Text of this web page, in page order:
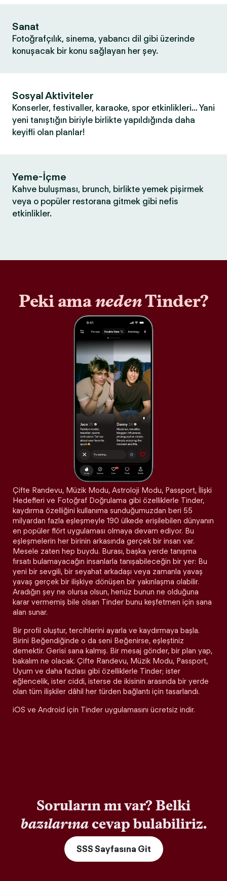
Sanat
Fotoğrafçılık, sinema, yabancı dil gibi üzerinde
konuşacak bir konu sağlayan her şey.
Sosyal Aktiviteler
Konserler, festivaller, karaoke, spor etkinlikleri… Yani
yeni tanıştığın biriyle birlikte yapıldığında daha
keyifli olan planlar!
Yeme-İçme
Kahve buluşması, brunch, birlikte yemek pişirmek
veya o popüler restorana gitmek gibi nefis
etkinlikler.
Peki amanedenTinder?
Çifte Randevu, Müzik Modu, Astroloji Modu, Passport, İlişki
Hedefleri ve Fotoğraf Doğrulama gibi özelliklerle Tinder,
kaydırma özelliğini kullanıma sunduğumuzdan beri 55
milyardan fazla eşleşmeyle 190 ülkede erişilebilen dünyanın
en popüler flört uygulaması olmaya devam ediyor. Bu
eşleşmelerin her birinin arkasında gerçek bir insan var.
Mesele zaten hep buydu. Burası, başka yerde tanışma
fırsatı bulamayacağın insanlarla tanışabileceğin bir yer: Bu
yeni bir sevgili, bir seyahat arkadaşı veya zamanla yavaş
yavaş gerçek bir ilişkiye dönüşen bir yakınlaşma olabilir.
Aradığın şey ne olursa olsun, henüz bunun ne olduğuna
karar vermemiş bile olsan Tinder bunu keşfetmen için sana
alan sunar.
Bir profil oluştur, tercihlerini ayarla ve kaydırmaya başla.
Birini Beğendiğinde o da seni Beğenirse, eşleştiniz
demektir. Gerisi sana kalmış. Bir mesaj gönder, bir plan yap,
bakalım ne olacak. Çifte Randevu, Müzik Modu, Passport,
Uyum ve daha fazlası gibi özelliklerle Tinder; ister
eğlencelik, ister ciddi, isterse de ikisinin arasında bir yerde
olan tüm ilişkiler dâhil her türden bağlantı için tasarlandı.
iOS ve Android için Tinder uygulamasını ücretsiz indir.
Soruların mı var? Belki
bazılarınacevap bulabiliriz.
SSS Sayfasına Git